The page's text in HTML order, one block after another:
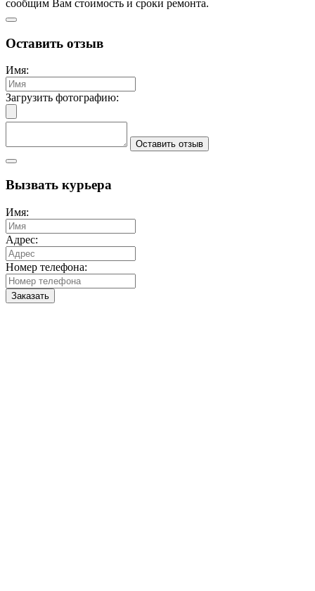
сообщим Вам стоимость и сроки ремонта.
Оставить отзыв
Имя:
Загрузить фотографию:
Оставить отзыв
Вызвать курьера
Имя:
Адрес:
Номер телефона:
Заказать